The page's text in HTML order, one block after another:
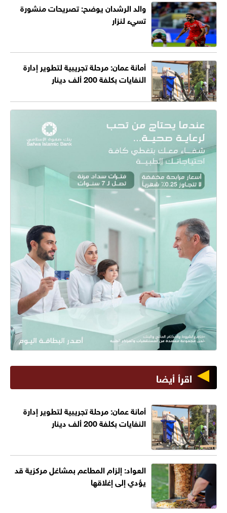
والد الرشدان يوضح: تصريحات منشورة
تسيء لنزار
أمانة عمان: مرحلة تجريبية لتطوير إدارة
النفايات بكلفة 200 ألف دينار
اقرأ أيضا
أمانة عمان: مرحلة تجريبية لتطوير إدارة
النفايات بكلفة 200 ألف دينار
العواد: إلزام المطاعم بمشاغل مركزية قد
يؤدي إلى إغلاقها